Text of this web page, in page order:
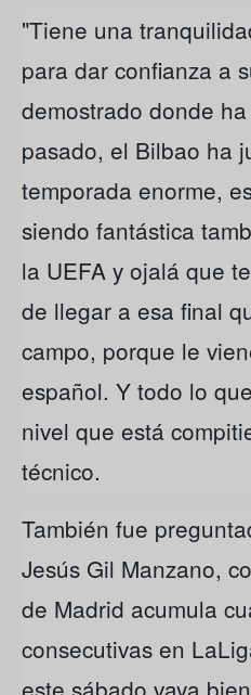
"Tiene una
para dar confianza a
demostrado donde
pasado, el Bilbao ha
temporada enorme,
siendo fantástica
la UEFA y ojalá que
de llegar a esa final
campo, porque le
español. Y todo lo
nivel que está
técnico.
También fue
Jesús Gil Manzano,
de Madrid acumula
consecutivas en